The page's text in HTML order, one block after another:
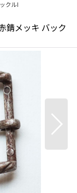
クルI
錆メッキ バック